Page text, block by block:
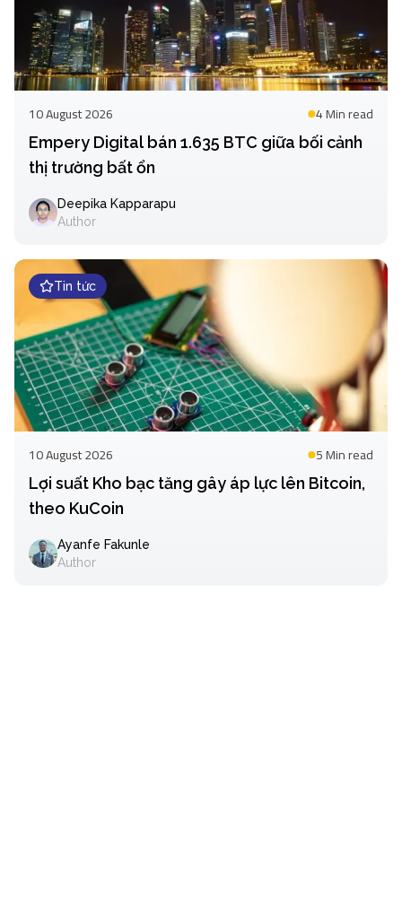
10 August 2026 4 Minread
Empery Digital bán 1.635 BTC giữa bối cảnh
thị trường bất ổn
Deepika Kapparapu
Author
Tin tức
10 August 2026 5 Minread
Lợi suất Kho bạc tăng gây áp lực lên Bitcoin,
theo KuCoin
Ayanfe Fakunle
Author